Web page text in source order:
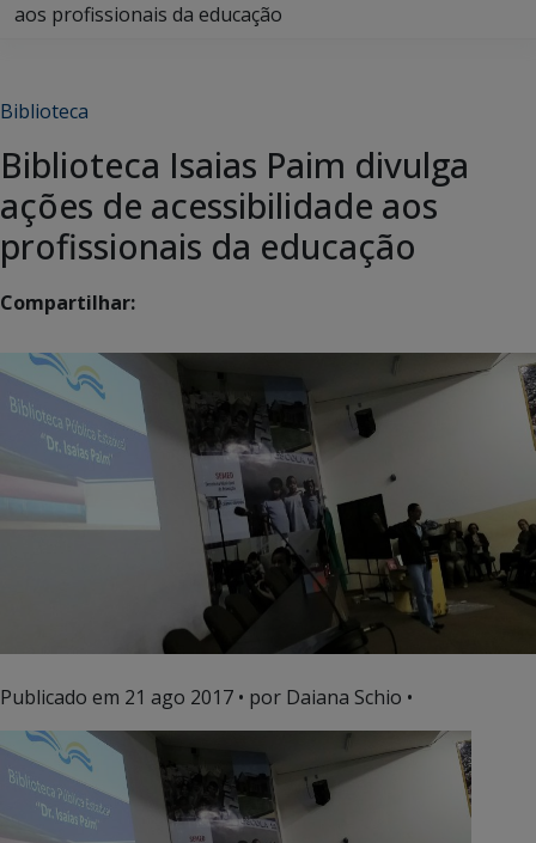
aos profissionais da educação
Biblioteca
Biblioteca Isaias Paim divulga
ações de acessibilidade aos
profissionais da educação
Compartilhar:
Publicado em 21 ago 2017 • por Daiana Schio •